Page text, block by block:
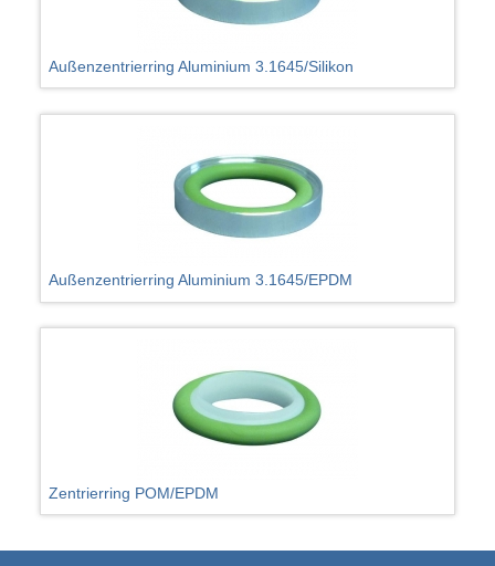
Außenzentrierring Aluminium 3.1645/Silikon
Außenzentrierring Aluminium 3.1645/EPDM
Zentrierring POM/EPDM